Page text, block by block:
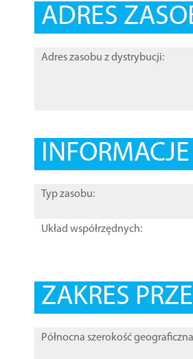
ADRES
Adres zasobu z dystrybucji:
Typ zasobu:
Układ współrzędnych:
ZAKRES
Północna szerokość